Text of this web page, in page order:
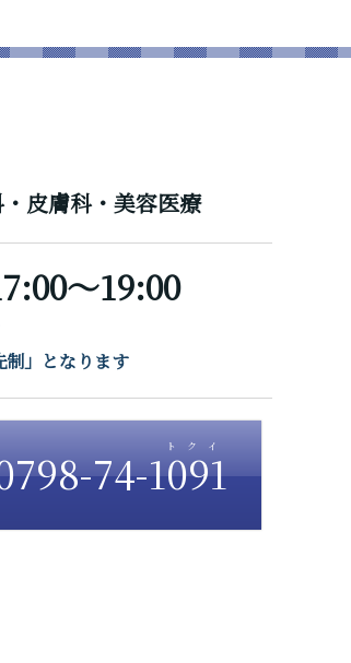
皮膚科・美容医療
～19:00
」となります
74-1091